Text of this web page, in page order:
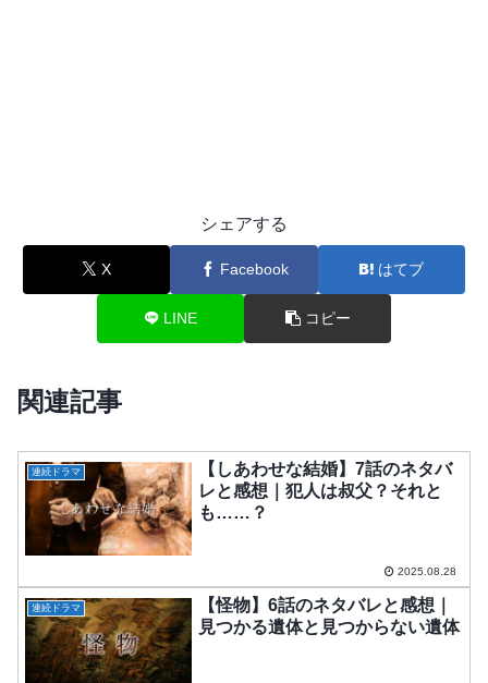
シェアする
X Facebook はてブ
LINE コピー
関連記事
連続ドラマ
【しあわせな結婚】7話のネタバ
レと感想｜犯人は叔父？それと
も……？
2025.08.28
連続ドラマ
【怪物】6話のネタバレと感想｜
見つかる遺体と見つからない遺体